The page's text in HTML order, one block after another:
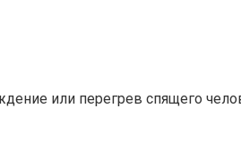
или перегрев спящего